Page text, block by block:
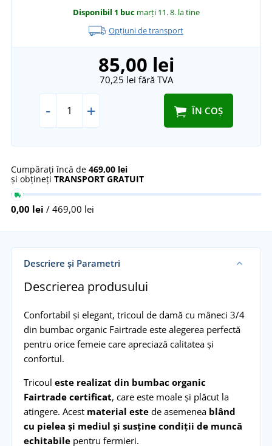
Disponibil 1 buc marți 11. 8. la tine
Opțiuni de transport
85,00 lei
70,25 lei fără TVA
- + ÎN COȘ
Cumpărați încă de 469,00 lei
și obțineți TRANSPORT GRATUIT
0,00 lei / 469,00 lei
Descriere și Parametri
Descrierea produsului
Confortabil și elegant, tricoul de damă cu mâneci 3/4
din bumbac organic Fairtrade este alegerea perfectă
pentru orice femeie care apreciază calitatea și
confortul.
Tricoul este realizat din bumbac organic
Fairtrade certificat, care este moale și plăcut la
atingere. Acest material estede asemenea blând
cu pielea și mediul și susține condiții de muncă
echitabilepentru fermieri.